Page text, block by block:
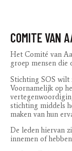
COMITE VAN
Het Comité van
groep mensen die
Stichting SOS wilt
Voornamelijk op
stichting middels
maken van hun
De leden hiervan
innemen of